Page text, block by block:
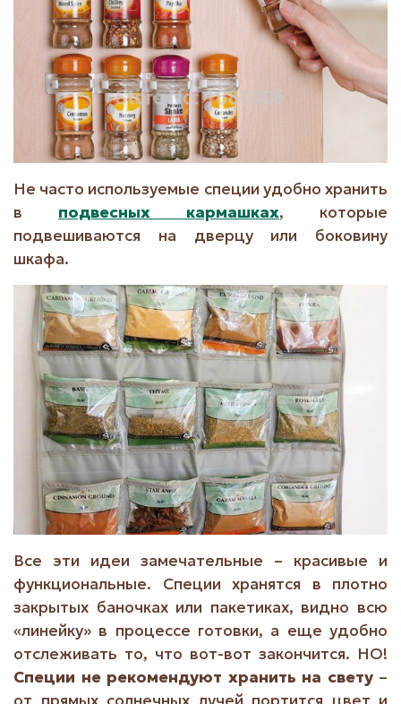
Не часто используемые специи удобно хранить
в подвесных кармашках, которые
подвешиваются на дверцу или боковину
шкафа.
Все эти идеи замечательные – красивые и
функциональные. Специи хранятся в плотно
закрытых баночках или пакетиках, видно всю
«линейку» в процессе готовки, а еще удобно
отслеживать то, что вот-вот закончится. НО!
Специи не рекомендуют хранить на свету–